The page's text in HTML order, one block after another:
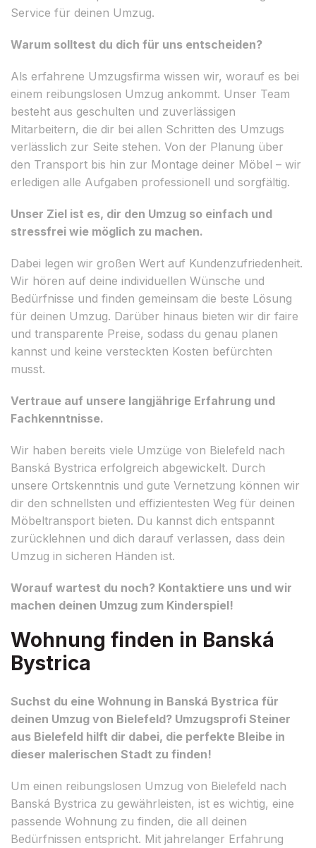
Service für deinen Umzug.
Warum solltest du dich für uns entscheiden?
Als erfahrene Umzugsfirma wissen wir, worauf es bei
einem reibungslosen Umzug ankommt. Unser Team
besteht aus geschulten und zuverlässigen
Mitarbeitern, die dir bei allen Schritten des Umzugs
verlässlich zur Seite stehen. Von der Planung über
den Transport bis hin zur Montage deiner Möbel – wir
erledigen alle Aufgaben professionell und sorgfältig.
Unser Ziel ist es, dir den Umzug so einfach und
stressfrei wie möglich zu machen.
Dabei legen wir großen Wert auf Kundenzufriedenheit.
Wir hören auf deine individuellen Wünsche und
Bedürfnisse und finden gemeinsam die beste Lösung
für deinen Umzug. Darüber hinaus bieten wir dir faire
und transparente Preise, sodass du genau planen
kannst und keine versteckten Kosten befürchten
musst.
Vertraue auf unsere langjährige Erfahrung und
Fachkenntnisse.
Wir haben bereits viele Umzüge von Bielefeld nach
Banská Bystrica erfolgreich abgewickelt. Durch
unsere Ortskenntnis und gute Vernetzung können wir
dir den schnellsten und effizientesten Weg für deinen
Möbeltransport bieten. Du kannst dich entspannt
zurücklehnen und dich darauf verlassen, dass dein
Umzug in sicheren Händen ist.
Worauf wartest du noch? Kontaktiere uns und wir
machen deinen Umzug zum Kinderspiel!
Wohnung finden in Banská
Bystrica
Suchst du eine Wohnung in Banská Bystrica für
deinen Umzug von Bielefeld? Umzugsprofi Steiner
aus Bielefeld hilft dir dabei, die perfekte Bleibe in
dieser malerischen Stadt zu finden!
Um einen reibungslosen Umzug von Bielefeld nach
Banská Bystrica zu gewährleisten, ist es wichtig, eine
passende Wohnung zu finden, die all deinen
Bedürfnissen entspricht. Mit jahrelanger Erfahrung